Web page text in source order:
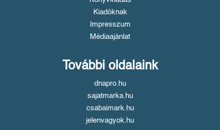
Kiadóknak
Impresszum
Médiaajánlat
További oldalaink
dnapro.hu
sajatmarka.hu
csabaimark.hu
jelenvagyok.hu